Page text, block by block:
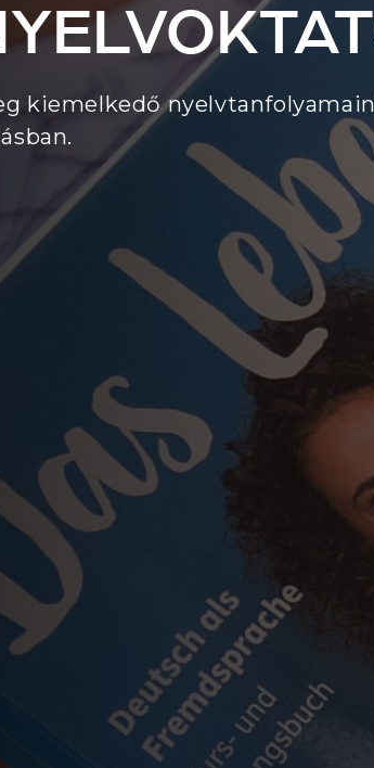
kiemelkedő